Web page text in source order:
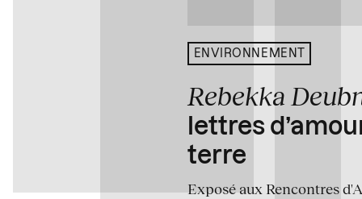
ENVIRONNEMENT
Rebekka
lettres
terre
Exposé aux Rencontres